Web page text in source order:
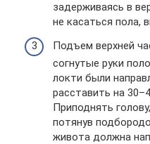
задерживаясь в
не касаться пола,
Подъем верхней
согнутые руки
локти были
расставить на
Приподнять
потянув
живота должна